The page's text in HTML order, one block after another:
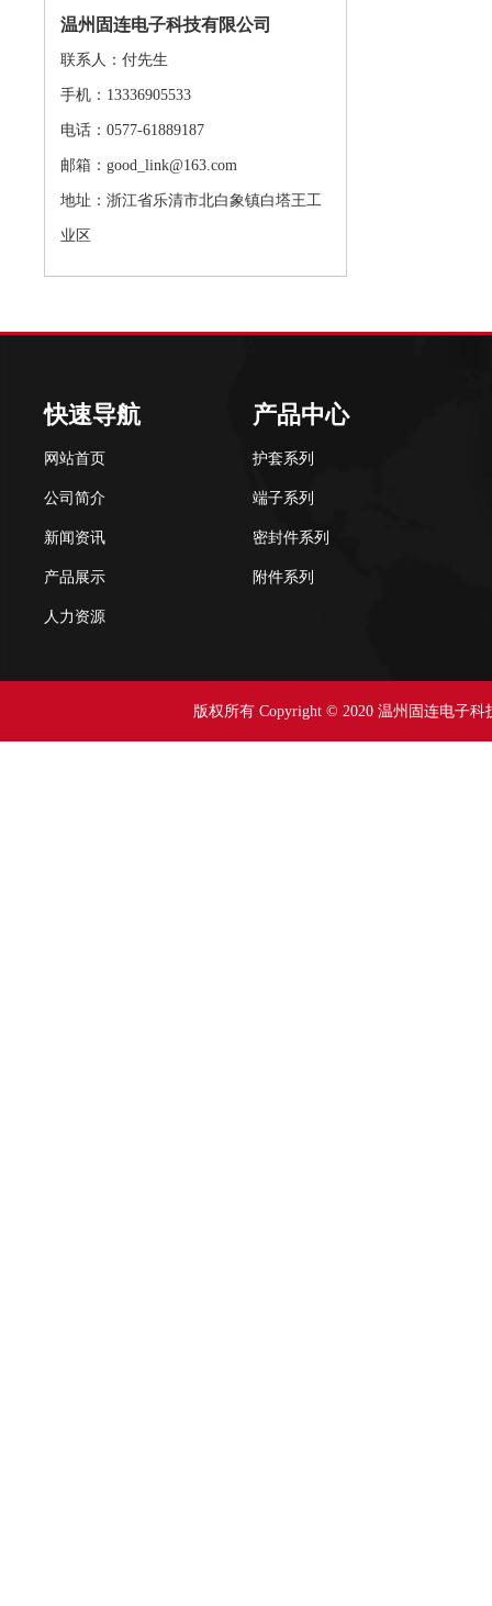
温州固连电子科技有限公司
联系人：付先生
手机：13336905533
电话：0577-61889187
邮箱：good_link@163.com
地址：浙江省乐清市北白象镇白塔王工
业区
快速导航
网站首页
公司简介
新闻资讯
产品展示
人力资源
产品中心
护套系列
端子系列
密封件系列
附件系列
版权所有 Copyright © 2020 温州固连电子